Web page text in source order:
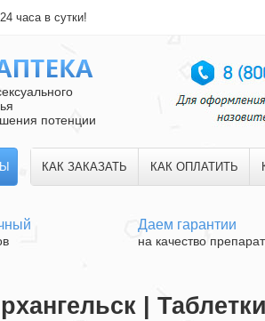
часа в сутки!
потенции
КАК ЗАКАЗАТЬ КАК ОПЛАТИТЬ
Даем гарантии
на качество
|